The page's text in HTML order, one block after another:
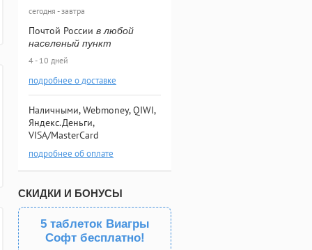
сегодня - завтра
Почтой России в любой
населеный пункт
4 - 10 дней
подробнее о доставке
Наличными, Webmoney, QIWI,
Яндекс.Деньги,
VISA/MasterCard
подробнее об оплате
СКИДКИ И БОНУСЫ
5 таблеток Виагры
Софт бесплатно!